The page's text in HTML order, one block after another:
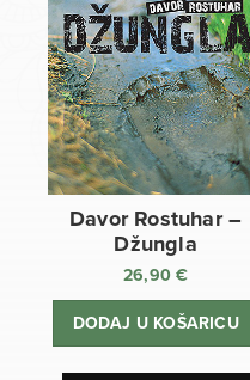
Davor Rostuhar –
Džungla
26,90€
DODAJ U KOŠARICU